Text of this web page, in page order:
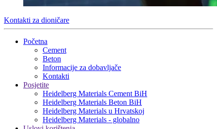
Kontakti za dioničare
Početna
Cement
Beton
Informacije za dobavljače
Kontakti
Posjetite
Heidelberg Materials Cement BiH
Heidelberg Materials Beton BiH
Heidelberg Materials u Hrvatskoj
Heidelberg Materials - globalno